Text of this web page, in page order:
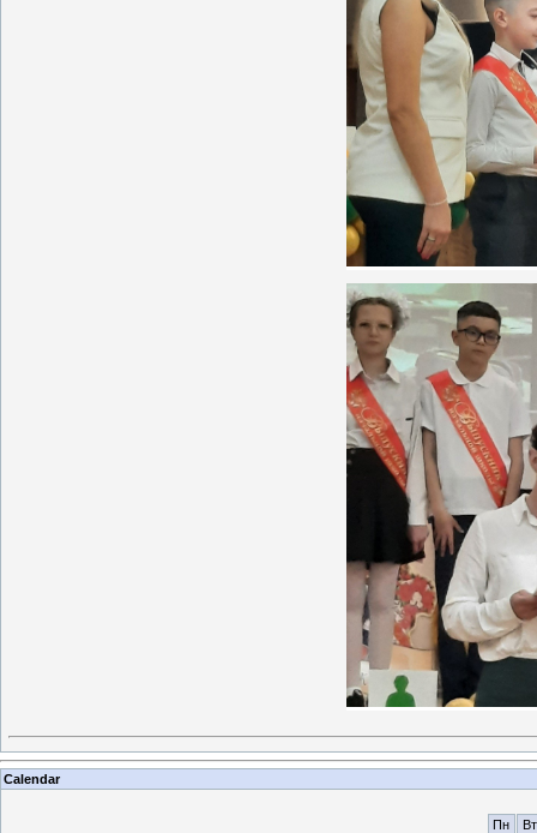
Calendar
Пн
Вт